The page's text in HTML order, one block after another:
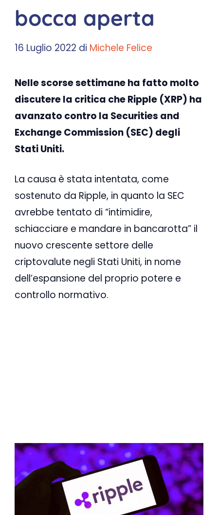
bocca aperta
16 Luglio 2022 di Michele Felice
Nelle scorse settimane ha fatto molto
discutere la critica che Ripple (XRP) ha
avanzato contro la Securities and
Exchange Commission (SEC) degli
Stati Uniti.
La causa è stata intentata, come
sostenuto da Ripple, in quanto la SEC
avrebbe tentato di “intimidire,
schiacciare e mandare in bancarotta” il
nuovo crescente settore delle
criptovalute negli Stati Uniti, in nome
dell’espansione del proprio potere e
controllo normativo.